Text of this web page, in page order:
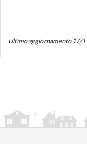
Ultimo aggiornamento 17/